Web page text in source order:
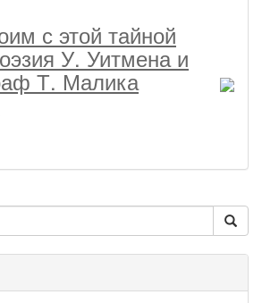
с этой тайной
У. Уитмена и
Т. Малика